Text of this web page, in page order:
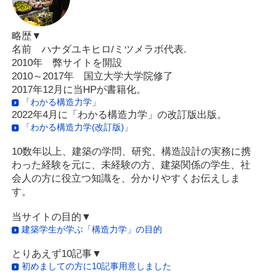
略歴▼
名前 ハナダユキヒロ/ミツメラボ代表.
2010年 弊サイトを開設
2010～2017年 国立大学大学院修了
2017年12月に当HPが書籍化。
「わかる構造力学」
2022年4月に「わかる構造力学」の改訂版出版。
「わかる構造力学(改訂版)」
10数年以上、建築の学問、研究、構造設計の実務に携
わった経験を元に、未経験の方、建築関係の学生、社
会人の方に役立つ知識を、分かりやすくお伝えしま
す。
当サイトの目的▼
建築学生が学ぶ「構造力学」の目的
とりあえず10記事▼
初めましての方に10記事用意しました